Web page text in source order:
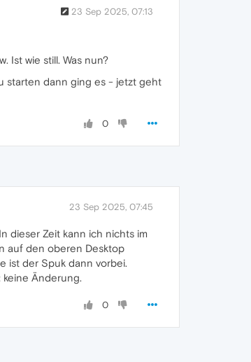
23 Sep 2025, 07:13
Ist wie still. Was nun?
starten dann ging es - jetzt geht
0
23 Sep 2025, 07:45
dieser Zeit kann ich nichts im
auf den oberen Desktop
ist der Spuk dann vorbei.
Änderung.
0